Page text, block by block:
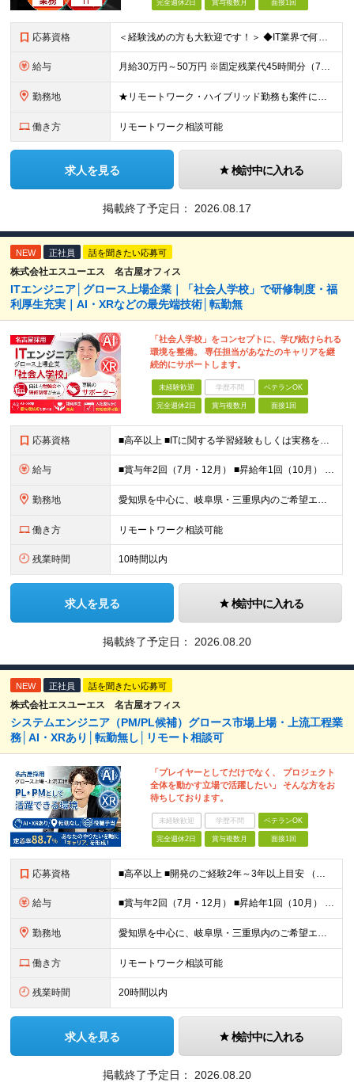
完全週休2日 賞与複数月 面接1回
応募資格 ＜経験浅めの方も大歓迎です！＞ ◆IT業界で何かしらのエンジニア経験をお持ちの方 ◆学歴不問 ※第二新卒歓迎 ＜こんな方は特に歓迎します＞ ◎自分の実力を正当に評価してほしい方 ◎もっとスキルアップ
給与 月給30万円～50万円 ※固定残業代45時間分（7万8,100円～13万100円）含む。超過分は全額支給。 ※経験・スキル・前職給与などを考慮のうえ決定します。 ※今後の展望などをヒアリングの上、決定
勤務地 ★リモートワーク・ハイブリッド勤務も案件により相談可能（案件により出社が必要な場合あり） ★希望がない限り転勤なし ■本社 東京都港区三田3丁目9番11号 RandL TAKANAWA GATEW
働き方 リモートワーク相談可能
求人を見る 検討中に入れる
掲載終了予定日： 2026.08.17
NEW 正社員 話を聞きたい応募可
株式会社エスユーエス 名古屋オフィス
ITエンジニア│グロース上場企業｜「社会人学校」で研修制度・福
利厚生充実｜AI・XRなどの最先端技術│転勤無
「社会人学校」をコンセプトに、学び続けられる
環境を整備。 専任担当があなたのキャリアを継
続的にサポートします。
未経験歓迎 学歴不問 ベテランOK
完全週休2日 賞与複数月 面接1回
応募資格 ■高卒以上 ■ITに関する学習経験もしくは実務をお持ちの方 （スキルや期間問わず） ◎実務未経験の方（職業訓練校卒の方も大歓迎）
給与 ■賞与年2回（7月・12月） ■昇給年1回（10月） ■「待機期間中」も給与は100%完全支給！ 月給24万円～50万円＋賞与年2回＋各種手当 ※記載の給与は想定金額となります。 これまでのご経験・
勤務地 愛知県を中心に、岐阜県・三重県内のご希望エリアを選択いただけます。 まずは選考内で、通勤可能エリアをお聞かせください！ ◎転勤無し ◎リモート相談可 ◎U・Iターン大歓迎 ■名古屋オフィス 愛知県
働き方 リモートワーク相談可能
残業時間 10時間以内
求人を見る 検討中に入れる
掲載終了予定日： 2026.08.20
NEW 正社員 話を聞きたい応募可
株式会社エスユーエス 名古屋オフィス
システムエンジニア（PM/PL候補）グロース市場上場・上流工程業
務│AI・XRあり│転勤無し│リモート相談可
「プレイヤーとしてだけでなく、 プロジェクト
全体を動かす立場で活躍したい」 そんな方をお
待ちしております。
未経験歓迎 学歴不問 ベテランOK
完全週休2日 賞与複数月 面接1回
応募資格 ■高卒以上 ■開発のご経験2年～3年以上目安 （スキル問わず）
給与 ■賞与年2回（7月・12月） ■昇給年1回（10月） ■「待機期間中」も給与は100%完全支給！ 月給36万円～50万円＋賞与年2回＋各種手当 ※記載の給与は想定金額となります。これまでのご経験・ス
勤務地 愛知県を中心に、岐阜県・三重県内のご希望エリアを選択いただけます。まずは選考内で、通勤可能エリアをお聞かせください。 ◎転勤無し ◎リモート相談可 ◎U・Iターン大歓迎 ■名古屋オフィス 愛知県名
働き方 リモートワーク相談可能
残業時間 20時間以内
求人を見る 検討中に入れる
掲載終了予定日： 2026.08.20